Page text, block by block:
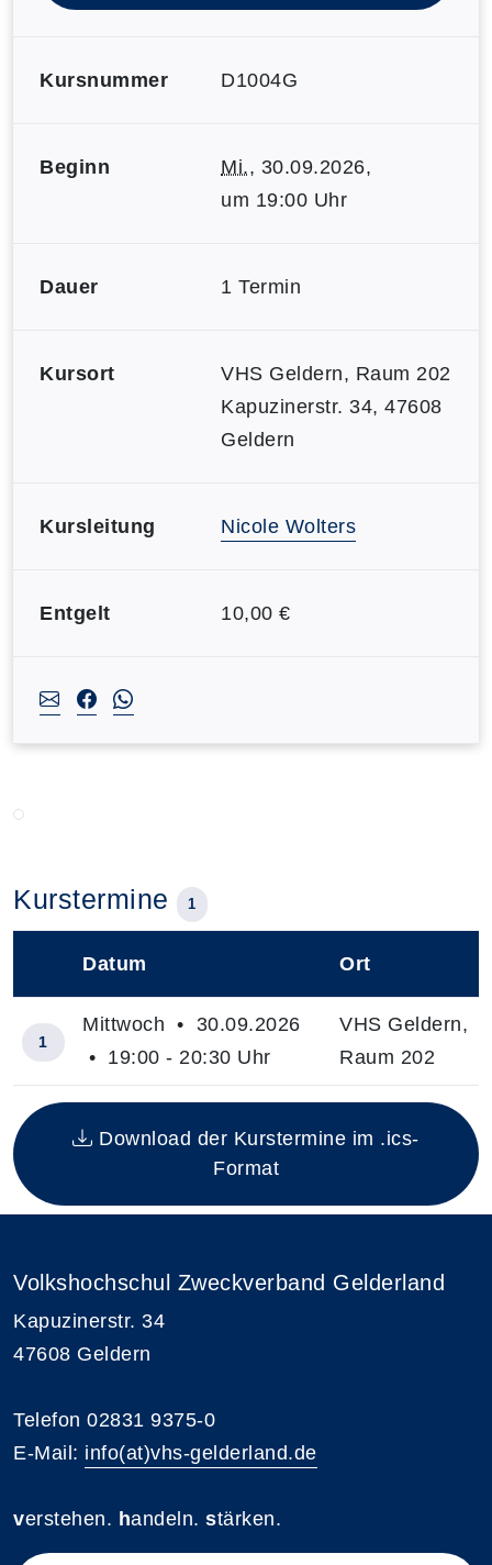
Kursnummer D1004G
Beginn Mi., 30.09.2026,
um 19:00 Uhr
Dauer 1 Termin
Kursort
VHS Geldern, Raum 202
Kapuzinerstr. 34, 47608
Geldern
Kursleitung Nicole Wolters
Entgelt 10,00 €
Kurstermine 1
Insgesamt gibt es 1 Termine zum diesen Kurs
Datum Ort
1
Mittwoch • 30.09.2026
• 19:00 - 20:30 Uhr
VHS Geldern,
Raum 202
Download der Kurstermine im .ics-
Format
Volkshochschul Zweckverband Gelderland
Kapuzinerstr. 34
47608 Geldern
Telefon 02831 9375-0
E-Mail: info(at)vhs-gelderland.de
verstehen. handeln. stärken.